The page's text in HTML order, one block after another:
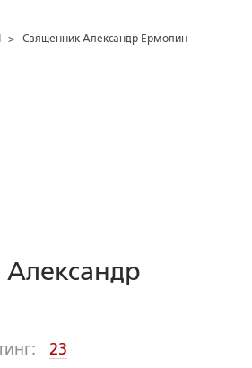
> Священник Александр Ермолин
23